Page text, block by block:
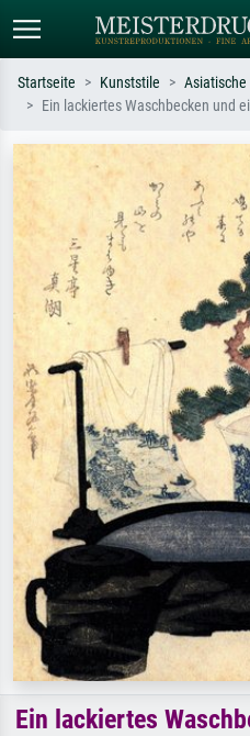
Suchen Sie nach Künstlern, Werktiteln
oder Stilen – z.B. Monet,
Sternennacht, Impressionismus, Welle
Hokusai, Akt.
Startseite Kunststile Asiatische
Ein lackiertes Waschbecken und
Ein lackiertes